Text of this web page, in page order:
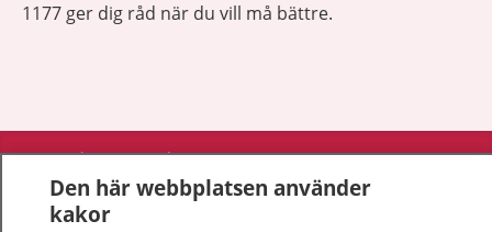
1177 ger dig råd när du vill må bättre.
1177 på flera språk Visa
Om 1177
Den här webbplatsen använder
kakor